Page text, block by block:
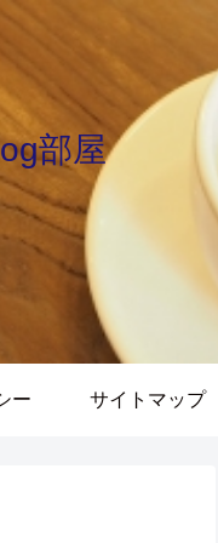
部屋
ー サイトマップ